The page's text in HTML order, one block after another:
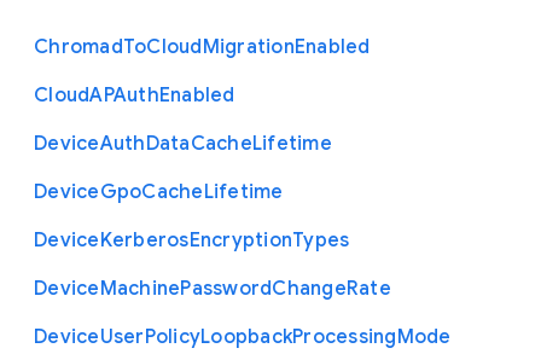
ChromadToCloudMigrationEnabled
CloudAPAuthEnabled
DeviceAuthDataCacheLifetime
DeviceGpoCacheLifetime
DeviceKerberosEncryptionTypes
DeviceMachinePasswordChangeRate
DeviceUserPolicyLoopbackProcessingMode